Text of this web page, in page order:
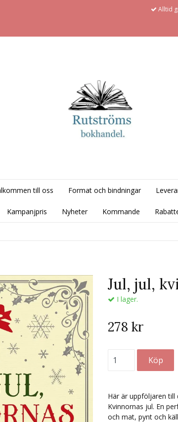
Alltid
till oss Format och bindningar
Kampanjpris Nyheter Kommande
Jul, jul,
I lager.
278 kr
Här är uppföljaren
Kvinnornas jul. En
och mat, pynt och